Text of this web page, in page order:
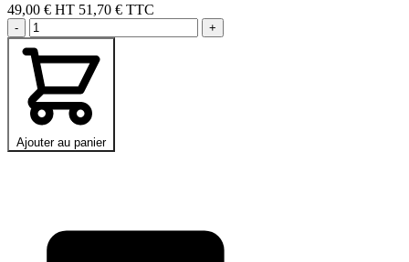
49,00 € HT 51,70 € TTC
- +
Ajouter au panier